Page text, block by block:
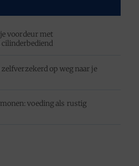
voordeur met
op weg naar je
voeding als rustig